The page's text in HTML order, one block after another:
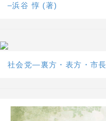
–浜谷 惇 (著)
社会党―裏方・表方・市